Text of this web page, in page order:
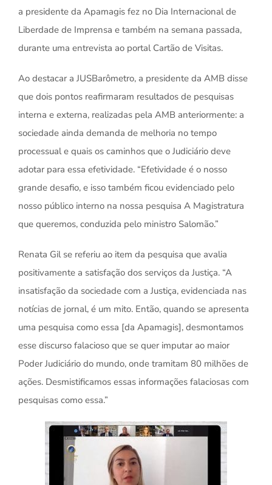
a presidente da Apamagis fez no Dia Internacional de
Liberdade de Imprensa e também na semana passada,
durante uma entrevista ao portal Cartão de Visitas.
Ao destacar a JUSBarômetro, a presidente da AMB disse
que dois pontos reafirmaram resultados de pesquisas
interna e externa, realizadas pela AMB anteriormente: a
sociedade ainda demanda de melhoria no tempo
processual e quais os caminhos que o Judiciário deve
adotar para essa efetividade. “Efetividade é o nosso
grande desafio, e isso também ficou evidenciado pelo
nosso público interno na nossa pesquisa A Magistratura
que queremos, conduzida pelo ministro Salomão.”
Renata Gil se referiu ao item da pesquisa que avalia
positivamente a satisfação dos serviços da Justiça. “A
insatisfação da sociedade com a Justiça, evidenciada nas
notícias de jornal, é um mito. Então, quando se apresenta
uma pesquisa como essa [da Apamagis], desmontamos
esse discurso falacioso que se quer imputar ao maior
Poder Judiciário do mundo, onde tramitam 80 milhões de
ações. Desmistificamos essas informações falaciosas com
pesquisas como essa.”